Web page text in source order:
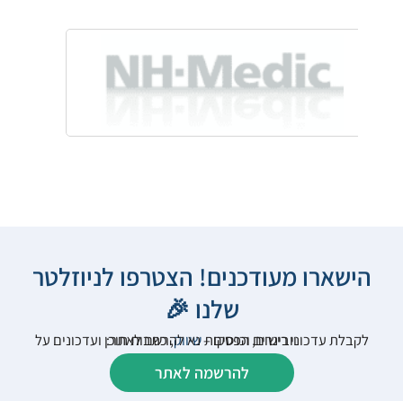
הישארו מעודכנים! הצטרפו לניוזלטר
שלנו 🎉
לקבלת עדכוני רישום, הפסקותשיווק
, כתבות תוכן ועדכונים על וובינרים וכנסים – נא להרשם לאתר:
להרשמה לאתר